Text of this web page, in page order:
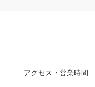
アクセス・営業時間